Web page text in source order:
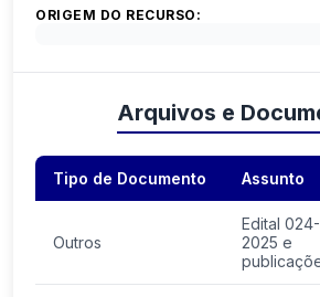
ORIGEM DO RECURSO:
Arquivos e
Tipo de Documento Assunto
Outros
Edital 024-
2025 e